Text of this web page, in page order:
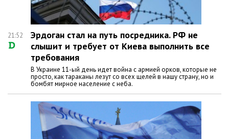
21:52
Эрдоган стал на путь посредника. РФ не
слышит и требует от Киева выполнить все
требования
В Украине 11-ый день идет война с армией орков, которые не
просто, как тараканы лезут со всех щелей в нашу страну, но и
бомбят мирное население с неба.